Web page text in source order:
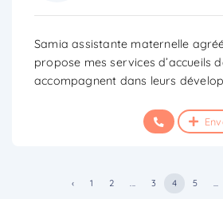
Samia assistante maternelle
propose mes services d’accueils
accompagnent dans leurs
‹ 1 2 ... 3 4 5 ...